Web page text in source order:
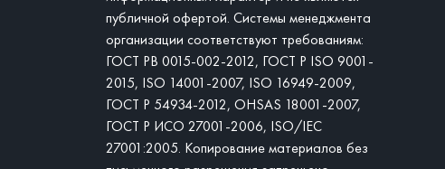
публичной офертой. Системы менеджмента
организации соответствуют требованиям:
ГОСТ РВ 0015-002-2012, ГОСТ Р ISO 9001-
2015, ISO 14001-2007, ISO 16949-2009,
ГОСТ Р 54934-2012, OHSAS 18001-2007,
ГОСТ Р ИСО 27001-2006, ISO/IEC
27001:2005. Копирование материалов без